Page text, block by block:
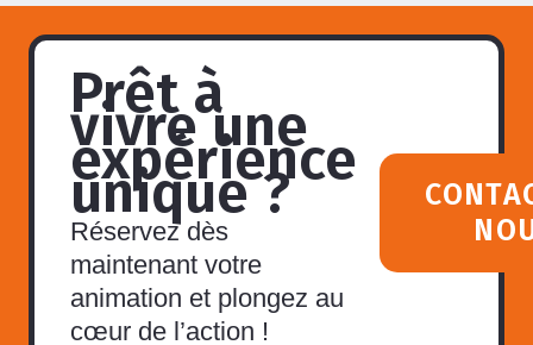
Prêt à
vivre une
expérience
unique ?
Réservez dès
maintenant votre
animation et plongez au
cœur de l’action !